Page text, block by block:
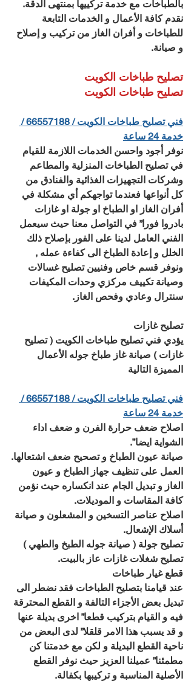
بالطباخات مع خدمة تركييها بمنتهى الدقة.
نقدم كافة الأعمال و الخدمات التابعة
للطباخات و أفران الغاز من تركيب و إصلاح
و صيانة.
تصليح طباخات الكويت
تصليح طباخات الكويت
فني تصليح طباخات الكويت / 66557188 /
خدمة 24 ساعة
نوفر أجود واحسن الخدمات اللازمة للقيام
في تصليح الطباخات المنزلية والمطاعم
وشركات التجهيزات الغذائية والفنادق من
كل أنواعها فعندما تواجهكم أي مشكلة في
أفران الغاز او الطباخ او جولة او غازات
بادروا فورا” في التواصل معنا حيث سيعمل
الفني العامل لدينا على الفور بإصلاح ذلك
الخلل و إعادة الطباخ الى كفاءة عمله ,
ونوفر قسم خاص وفنيين تصليح غسالات
وصيانة تكييف مركزي وحدات المكيفات
سنترال وعادي وفحص الغاز.
تصليح غازات
يؤدي فني تصليح طباخات الكويت ( تصليح
غازات ) صيانة غاز طباخ جوله الأعمال
المميزة التالية
فني تصليح طباخات الكويت / 66557188 /
خدمة 24 ساعة
اصلاح ضعف حرارة الفرن و ضعف اداء
الشواية ايضا”.
صيانة عيون الطباخ و تصحيح ضعف اشتعالها.
العمل على تنظيف جهاز الطباخ و عيون
الغاز و تبديل الجام عند انكساره حيث نؤمن
كافة المقاسات و الموديلات.
اصلاح عناصر التسخين و المشعلون و صيانة
أسلاك الإشعال.
تصليح جولة ( صيانة جوله الطبخ والطهي )
تصليح شغلات غازات عاز بالبيت.
قطع غيار طباخات
عند قيامنا بتصليح الطباخات فقد نضطر الى
تبديل بعض الأجزاء التالفة و القطع المحترقة
فيه و القيام بتركيب قطعا” اخرى بديلة عنها
و قد يسبب هذا الامر قلقلا” لدى البعض من
ناحية القطع البديلة و لكن مع خدمتنا كن
مطمئنا” عميلنا العزيز حيث نوفر القطع
الأصلية المناسبة و تركيبها بكفالة.